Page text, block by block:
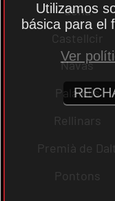
dena
Castellcir
Navas
Palafolls
Rellinars
Premià de Dalt
Pontons
Utilizamos
básica para el
Ver